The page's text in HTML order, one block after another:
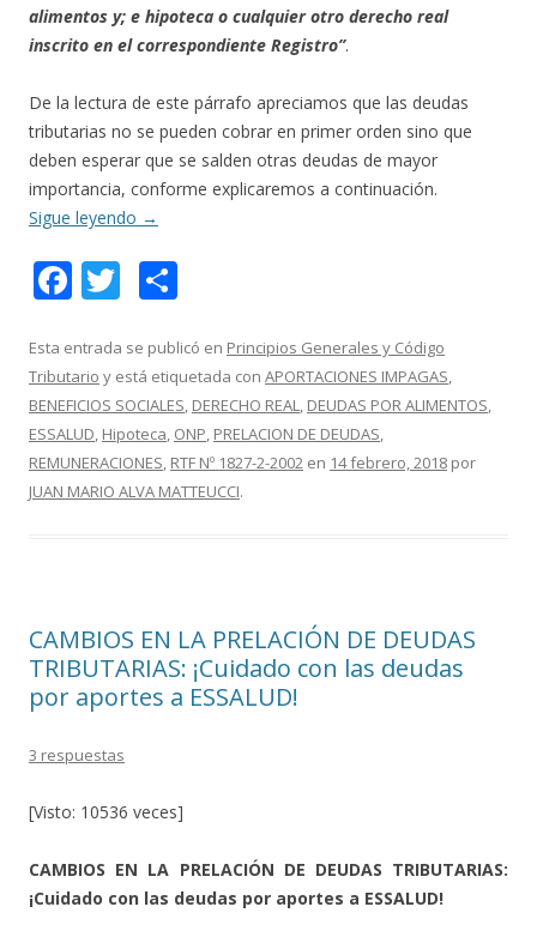
alimentos y; e hipoteca o cualquier otro derecho real
inscrito en el correspondiente Registro”.
De la lectura de este párrafo apreciamos que las deudas
tributarias no se pueden cobrar en primer orden sino que
deben esperar que se salden otras deudas de mayor
importancia, conforme explicaremos a continuación.
Sigue leyendo →
F
e
b
o
o
k
T
itt
er
m
p
ar
ti
r
Esta entrada se publicó en Principios Generales y Código
Tributario y está etiquetada con APORTACIONES IMPAGAS,
BENEFICIOS SOCIALES, DERECHO REAL, DEUDAS POR ALIMENTOS,
ESSALUD, Hipoteca, ONP, PRELACION DE DEUDAS,
REMUNERACIONES, RTF Nº 1827-2-2002 en 14 febrero, 2018 por
JUAN MARIO ALVA MATTEUCCI.
CAMBIOS EN LA PRELACIÓN DE DEUDAS
TRIBUTARIAS: ¡Cuidado con las deudas
por aportes a ESSALUD!
3 respuestas
[Visto: 10536 veces]
CAMBIOS EN LA PRELACIÓN DE DEUDAS TRIBUTARIAS:
¡Cuidado con las deudas por aportes a ESSALUD!